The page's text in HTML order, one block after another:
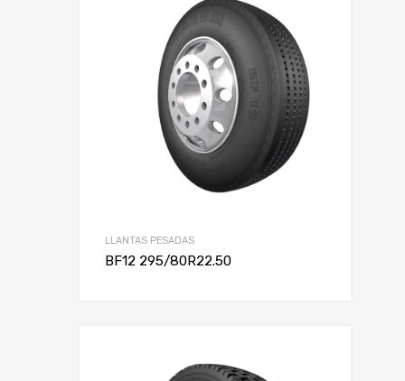
LLANTAS PESADAS
BF12 295/80R22.50